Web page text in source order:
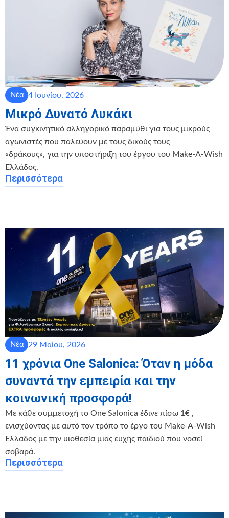
Νέα 4 Ιουνίου, 2026
Μικρό Δυνατό Λυκάκι
Ένα συγκινητικό αλληγορικό παραμύθι για τους μικρούς
αγωνιστές που παλεύουν με τους δικούς τους
«δράκους», για την υποστήριξη του έργου του Make-A-Wish
Ελλάδος.
Περισσότερα
Νέα 29 Μαΐου, 2026
11 χρόνια One Salonica: Όταν η μόδα
συναντά την εμπειρία και την
κοινωνική προσφορά!
Με κάθε συμμετοχή το One Salonica έδινε πίσω 1€ ,
ενισχύοντας με αυτό τον τρόπο το έργο του Make-A-Wish
Ελλάδος με την υιοθεσία μιας ευχής παιδιού που νοσεί
σοβαρά.
Περισσότερα